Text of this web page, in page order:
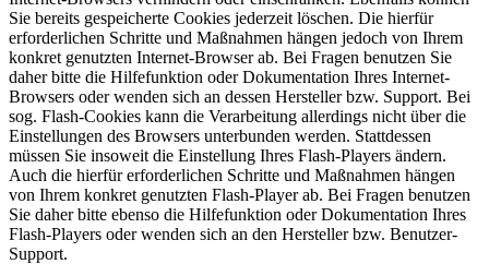
Sie bereits gespeicherte Cookies jederzeit löschen. Die hierfür
erforderlichen Schritte und Maßnahmen hängen jedoch von Ihrem
konkret genutzten Internet-Browser ab. Bei Fragen benutzen Sie
daher bitte die Hilfefunktion oder Dokumentation Ihres Internet-
Browsers oder wenden sich an dessen Hersteller bzw. Support. Bei
sog. Flash-Cookies kann die Verarbeitung allerdings nicht über die
Einstellungen des Browsers unterbunden werden. Stattdessen
müssen Sie insoweit die Einstellung Ihres Flash-Players ändern.
Auch die hierfür erforderlichen Schritte und Maßnahmen hängen
von Ihrem konkret genutzten Flash-Player ab. Bei Fragen benutzen
Sie daher bitte ebenso die Hilfefunktion oder Dokumentation Ihres
Flash-Players oder wenden sich an den Hersteller bzw. Benutzer-
Support.